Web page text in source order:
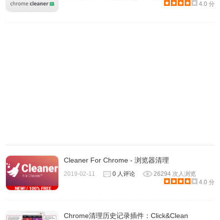
4.0 分
Cleaner For Chrome - 浏览器清理
2019-02-11 0 人评论
26294 次人浏览
4.0 分
Chrome清理历史记录插件：Click&Clean